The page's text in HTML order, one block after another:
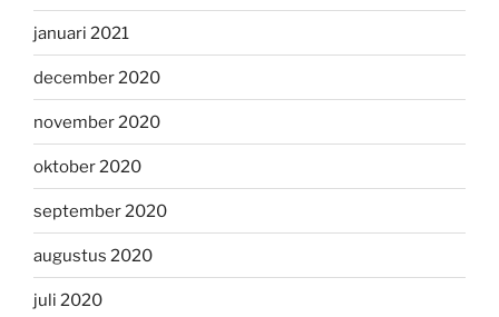
januari 2021
december 2020
november 2020
oktober 2020
september 2020
augustus 2020
juli 2020